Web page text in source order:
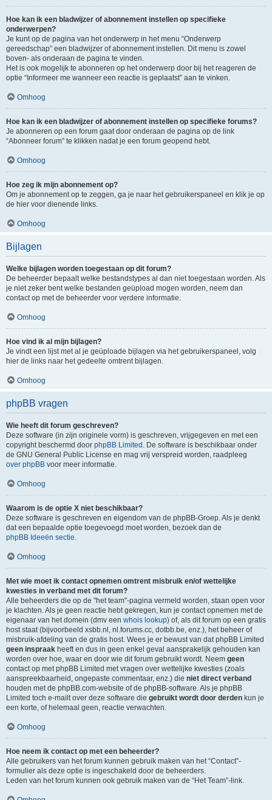
Hoe kan ik een bladwijzer of abonnement instellen op specifieke
onderwerpen?
Je kunt op de pagina van het onderwerp in het menu “Onderwerp
gereedschap” een bladwijzer of abonnement instellen. Dit menu is zowel
boven- als onderaan de pagina te vinden.
Het is ook mogelijk te abonneren op het onderwerp door bij het reageren de
optie “Informeer me wanneer een reactie is geplaatst” aan te vinken.
Omhoog
Hoe kan ik een bladwijzer of abonnement instellen op specifieke forums?
Je abonneren op een forum gaat door onderaan de pagina op de link
“Abonneer forum” te klikken nadat je een forum geopend hebt.
Omhoog
Hoe zeg ik mijn abonnement op?
Om je abonnement op te zeggen, ga je naar het gebruikerspaneel en klik je op
de hier voor dienende links.
Omhoog
Bijlagen
Welke bijlagen worden toegestaan op dit forum?
De beheerder bepaalt welke bestandstypes al dan niet toegestaan worden. Als
je niet zeker bent welke bestanden geüpload mogen worden, neem dan
contact op met de beheerder voor verdere informatie.
Omhoog
Hoe vind ik al mijn bijlagen?
Je vindt een lijst met al je geüploade bijlagen via het gebruikerspaneel, volg
hier de links naar het gedeelte omtrent bijlagen.
Omhoog
phpBB vragen
Wie heeft dit forum geschreven?
Deze software (in zijn originele vorm) is geschreven, vrijgegeven en met een
copyright beschermd door phpBB Limited . De software is beschikbaar onder
de GNU General Public License en mag vrij verspreid worden, raadpleeg
over phpBB voor meer informatie.
Omhoog
Waarom is de optie X niet beschikbaar?
Deze software is geschreven en eigendom van de phpBB-Groep. Als je denkt
dat een bepaalde optie toegevoegd moet worden, bezoek dan de
phpBB Ideeën sectie.
Omhoog
Met wie moet ik contact opnemen omtrent misbruik en/of wettelijke
kwesties in verband met dit forum?
Alle beheerders die op de "het team"-pagina vermeld worden, staan open voor
je klachten. Als je geen reactie hebt gekregen, kun je contact opnemen met de
eigenaar van het domein (dmv een whois lookup) of, als dit forum op een gratis
host staat (bijvoorbeeld xsbb.nl, nl.forums.cc, dotbb.be, enz.), het beheer of
misbruik-afdeling van de gratis host. Wees je er bewust van dat phpBB Limited
geen inspraak heeft en dus in geen enkel geval aansprakelijk gehouden kan
worden over hoe, waar en door wie dit forum gebruikt wordt. Neem geen
contact op met phpBB Limited met vragen over wettelijke kwesties (zoals
aanspreekbaarheid, ongepaste commentaar, enz.) die niet direct verband
houden met de phpBB.com-website of de phpBB-software. Als je phpBB
Limited toch e-mailt over deze software die gebruikt wordt door derden kun je
een korte, of helemaal geen, reactie verwachten.
Omhoog
Hoe neem ik contact op met een beheerder?
Alle gebruikers van het forum kunnen gebruik maken van het “Contact”-
formulier als deze optie is ingeschakeld door de beheerders.
Leden van het forum kunnen ook gebruik maken van de “Het Team”-link.